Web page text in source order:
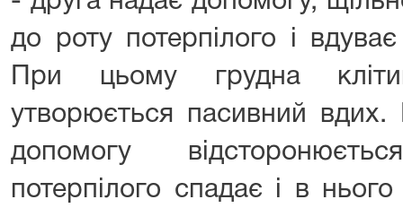
до роту потерпілого і
При цьому грудна
утворюється пасивний
допомогу
потерпілого спадає і в